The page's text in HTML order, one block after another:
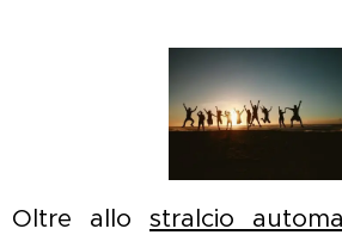
Oltre allo stralcio